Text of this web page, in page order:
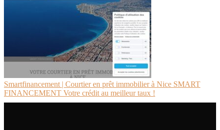
Smartfinancement | Courtier en prêt immobilier à Nice SMART
FINANCEMENT Votre crédit au meilleur taux !